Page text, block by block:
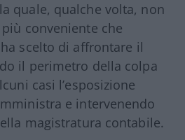
quale, qualche volta, non
conveniente che
scelto di affrontare il
il perimetro della colpa
casi l’esposizione
e intervenendo
magistratura contabile.